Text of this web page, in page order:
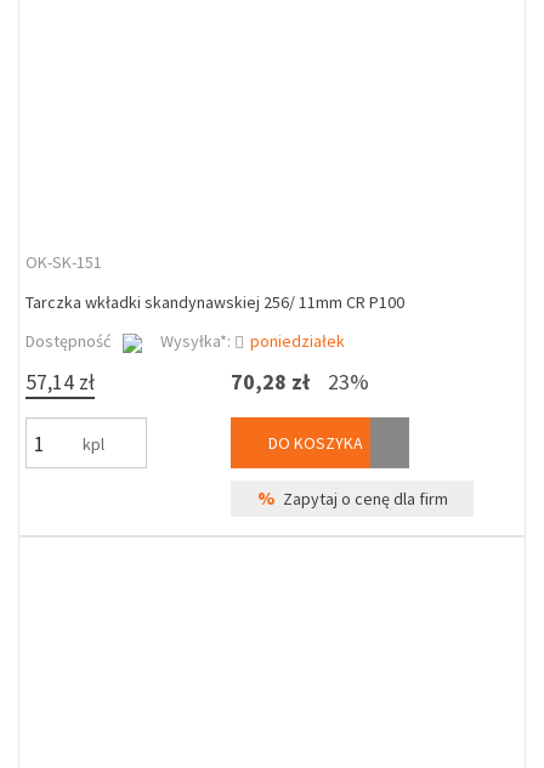
OK-SK-151
Tarczka wkładki skandynawskiej 256/ 11mm CR P100
Dostępność
Wysyłka*: poniedziałek
57,14 zł
kpl
70,28 zł 23%
DO KOSZYKA
% Zapytaj o cenę dla firm